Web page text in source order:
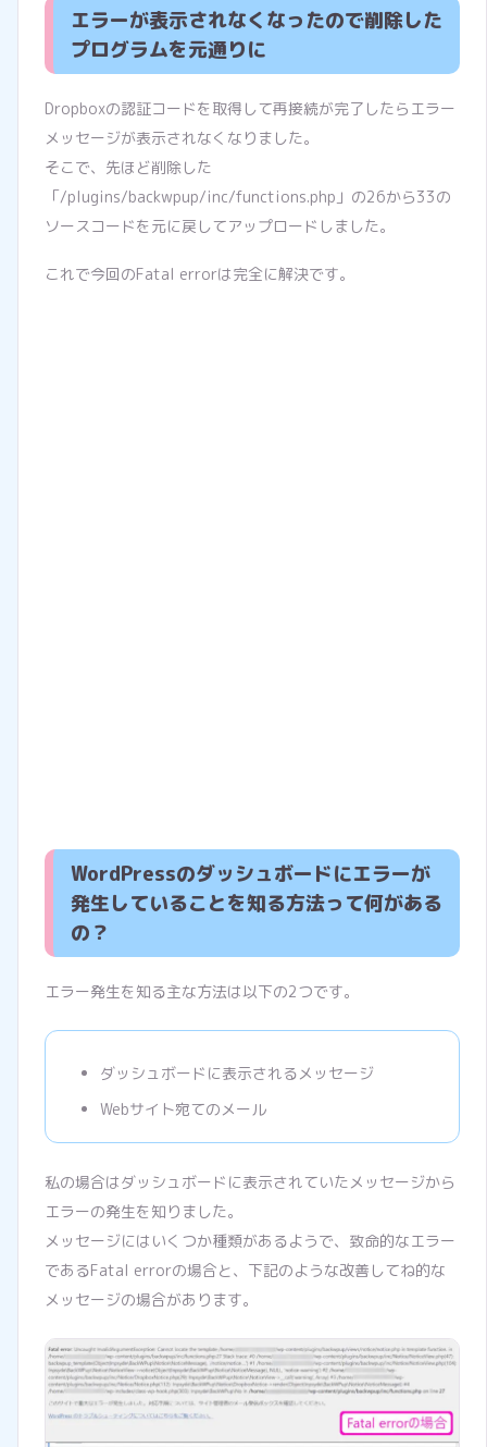
エラーが表示されなくなったので削除した
プログラムを元通りに
Dropboxの認証コードを取得して再接続が完了したらエラー
メッセージが表示されなくなりました。
そこで、先ほど削除した
「/plugins/backwpup/inc/functions.php」の26から33の
ソースコードを元に戻してアップロードしました。
これで今回のFatal errorは完全に解決です。
WordPressのダッシュボードにエラーが
発生していることを知る方法って何がある
の？
エラー発生を知る主な方法は以下の2つです。
ダッシュボードに表示されるメッセージ
Webサイト宛てのメール
私の場合はダッシュボードに表示されていたメッセージから
エラーの発生を知りました。
メッセージにはいくつか種類があるようで、致命的なエラー
であるFatal errorの場合と、下記のような改善してね的な
メッセージの場合があります。